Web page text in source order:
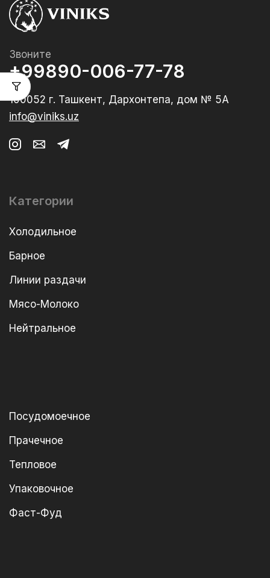
Звоните
+99890-006-77-78
100052 г. Ташкент, Дархонтепа, дом № 5А
info@viniks.uz
Категории
Холодильное
Барное
Линии раздачи
Мясо-Молоко
Нейтральное
Посудомоечное
Прачечное
Тепловое
Упаковочное
Фаст-Фуд